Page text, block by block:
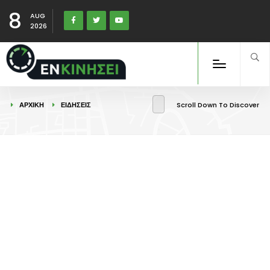
8
AUG
2026
ΑΡΧΙΚΉ ΕΙΔΉΣΕΙΣ Scroll Down To Discover